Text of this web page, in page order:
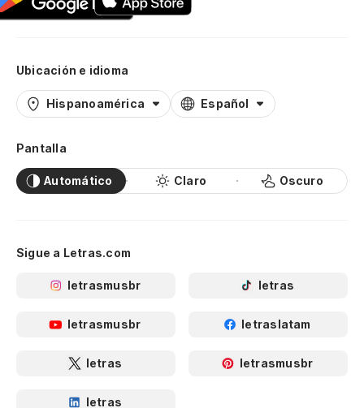
Ubicación e idioma
Hispanoamérica Español
Pantalla
Automático Claro Oscuro
Sigue a Letras.com
letrasmusbr letras
letrasmusbr letraslatam
letras letrasmusbr
letras